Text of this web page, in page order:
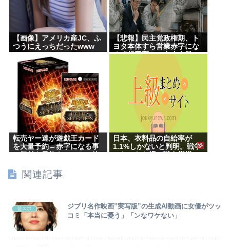
【画像】アメリカ産JC、ふ
つうにえっちだったwww
【悲報】民主党政権期、ト
ヨタ本体すら営業赤字にな
る「超円高」…中小企業の
転売ヤー達が遊戯王カード
を大量予約←赤字になる事
日本、衣料品の自給率が
1.1%しかないと判明。戦争
関連記事
芸スポ
ジブリ名作映画”実写版”の生成AI動画に女優がツッ
コミ「本当に憂う」「ンなワケない」